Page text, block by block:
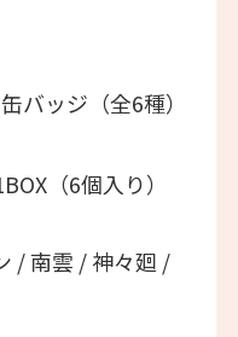
バッジ（全6種）
（6個入り）
/ 南雲 / 神々廻 /